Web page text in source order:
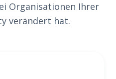
Organisationen Ihrer
verändert hat.